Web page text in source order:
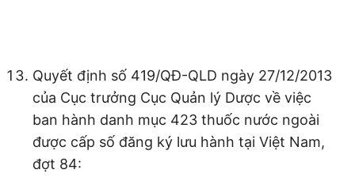
Quyết định số 419/QĐ-QLD ngày 27/12/2013
của Cục trưởng Cục Quản lý Dược về việc
ban hành danh mục 423 thuốc nước ngoài
được cấp số đăng ký lưu hành tại Việt Nam,
đợt 84: